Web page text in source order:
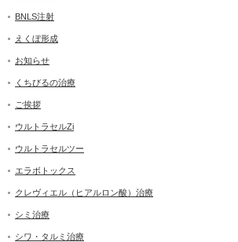
BNLS注射
えくぼ形成
お知らせ
くちびるの治療
ご挨拶
ウルトラセルZi
ウルトラセルツー
エラボトックス
クレヴィエル（ヒアルロン酸）治療
シミ治療
シワ・タルミ治療